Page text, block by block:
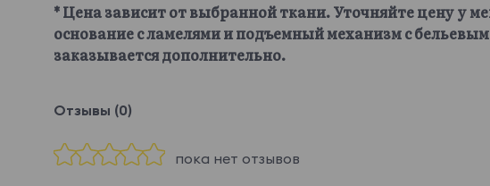
* Цена зависит от выбранной ткани. Уточняйте цену у
основание с ламелями и подъемный механизм с
заказывается дополнительно.
Отзывы (0)
пока нет отзывов